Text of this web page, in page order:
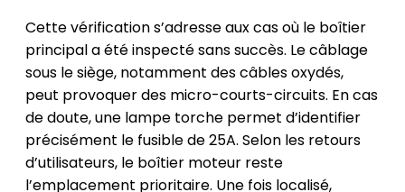
Cette vérification s’adresse aux cas où le boîtier
principal a été inspecté sans succès. Le câblage
sous le siège, notamment des câbles oxydés,
peut provoquer des micro-courts-circuits. En cas
de doute, une lampe torche permet d’identifier
précisément le fusible de 25A. Selon les retours
d’utilisateurs, le boîtier moteur reste
l’emplacement prioritaire. Une fois localisé,